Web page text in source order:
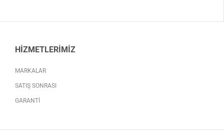
HIZMETLERIMIZ
MARKALAR
SATIŞ SONRASI
GARANTI